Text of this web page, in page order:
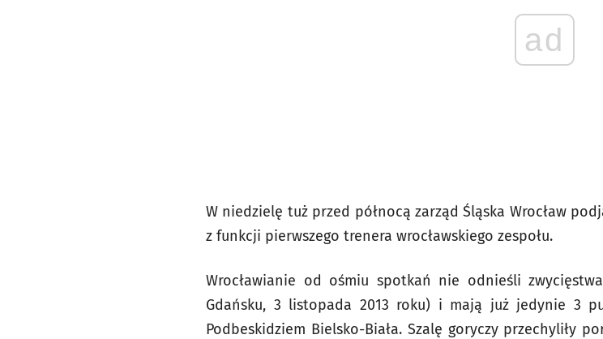
ad
W niedzielę tuż przed północą zarząd Śląska Wrocław
z funkcji pierwszego trenera wrocławskiego zespołu.
Wrocławianie od ośmiu spotkań nie odnieśli
Gdańsku, 3 listopada 2013 roku) i mają już jedynie 3
Podbeskidziem Bielsko-Biała. Szalę goryczy przechyliły